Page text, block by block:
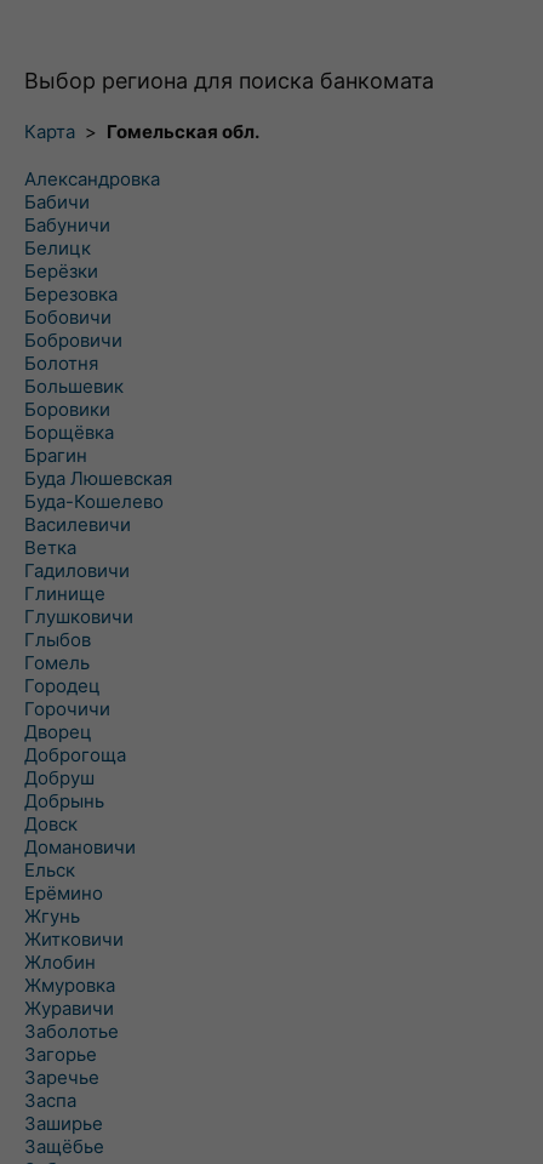
Выбор региона для поиска банкомата
Карта > Гомельская обл.
Александровка
Бабичи
Бабуничи
Белицк
Берёзки
Березовка
Бобовичи
Бобровичи
Болотня
Большевик
Боровики
Борщёвка
Брагин
Буда Люшевская
Буда-Кошелево
Василевичи
Ветка
Гадиловичи
Глинище
Глушковичи
Глыбов
Гомель
Городец
Горочичи
Дворец
Доброгоща
Добруш
Добрынь
Довск
Домановичи
Ельск
Ерёмино
Жгунь
Житковичи
Жлобин
Жмуровка
Журавичи
Заболотье
Загорье
Заречье
Заспа
Заширье
Защёбье